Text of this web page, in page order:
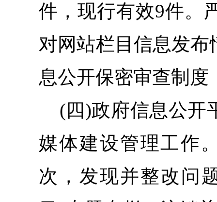
件， 现行有效9件。
对网站栏目信息发
息公开保密审查制
(四)政府信息公开
媒体建设管理工作
次，发现并整改问